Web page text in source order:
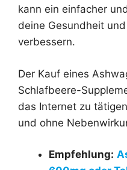
kann ein einfacher
deine Gesundheit
verbessern.
Der Kauf eines
Schlafbeere-
das Internet zu
und ohne
Empfehlung: